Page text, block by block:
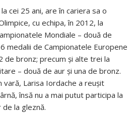
cei 25 ani, are în cariera sa o
cu echipa, în 2012, la
Mondiale – două de
medalii de Campionatele Europene
de bronz; precum şi alte trei la
– două de aur şi una de bronz.
vară, Larisa Iordache a reuşit
însă nu a mai putut participa la
la gleznă.